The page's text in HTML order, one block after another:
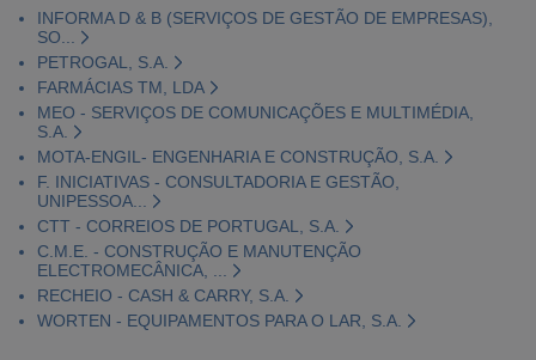
INFORMA D & B (SERVIÇOS DE GESTÃO DE EMPRESAS),
SO...
PETROGAL, S.A.
FARMÁCIAS TM, LDA
MEO - SERVIÇOS DE COMUNICAÇÕES E MULTIMÉDIA,
S.A.
MOTA-ENGIL- ENGENHARIA E CONSTRUÇÃO, S.A.
F. INICIATIVAS - CONSULTADORIA E GESTÃO,
UNIPESSOA...
CTT - CORREIOS DE PORTUGAL, S.A.
C.M.E. - CONSTRUÇÃO E MANUTENÇÃO
ELECTROMECÂNICA, ...
RECHEIO - CASH & CARRY, S.A.
WORTEN - EQUIPAMENTOS PARA O LAR, S.A.